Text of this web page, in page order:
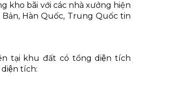
kho bãi với các nhà xưởng hiện
Hàn Quốc, Trung Quốc tin
tại khu đất có tổng diện tích
tích: